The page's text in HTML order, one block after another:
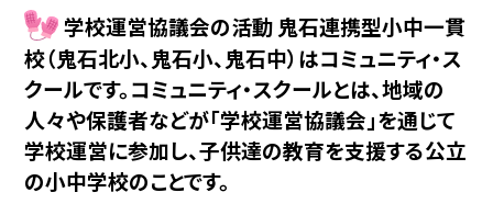
学校運営協議会の活動 鬼石連携型小中一貫
校（鬼石北小、鬼石小、鬼石中）はコミュニティ・ス
クールです。コミュニティ・スクールとは、地域の
人々や保護者などが「学校運営協議会」を通じて
学校運営に参加し、子供達の教育を支援する公立
の小中学校のことです。